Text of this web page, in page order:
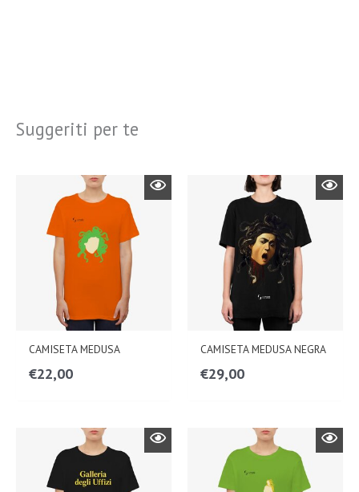
Suggeriti per te
CAMISETA MEDUSA
€22,00
CAMISETA MEDUSA NEGRA
€29,00